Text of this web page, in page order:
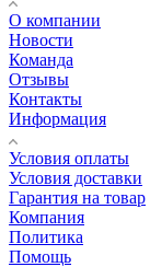
О компании
Новости
Команда
Отзывы
Контакты
Информация
Условия оплаты
Условия доставки
Гарантия на товар
Компания
Политика
Помощь